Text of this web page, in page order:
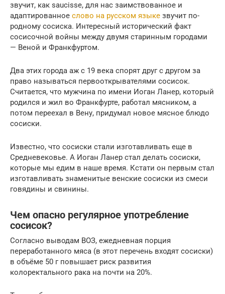
звучит, как saucisse, для нас заимствованное и
адаптированное слово на русском языке звучит по-
родному сосиска. Интересный исторический факт
сосисочной войны между двумя старинным городами
— Веной и Франкфуртом.
Два этих города аж с 19 века спорят друг с другом за
право называться первооткрывателями сосисок.
Считается, что мужчина по имени Иоган Ланер, который
родился и жил во Франкфурте, работал мясником, а
потом переехал в Вену, придумал новое мясное блюдо
сосиски.
Известно, что сосиски стали изготавливать еще в
Средневековье. А Иоган Ланер стал делать сосиски,
которые мы едим в наше время. Кстати он первым стал
изготавливать знаменитые венские сосиски из смеси
говядины и свинины.
Чем опасно регулярное употребление
сосисок?
Согласно выводам ВОЗ, ежедневная порция
переработанного мяса (в этот перечень входят сосиски)
в объёме 50 г повышает риск развития
колоректального рака на почти на 20%.